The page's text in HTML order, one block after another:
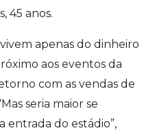
45 anos.
apenas do dinheiro
aos eventos da
com as vendas de
seria maior se
entrada do estádio”,